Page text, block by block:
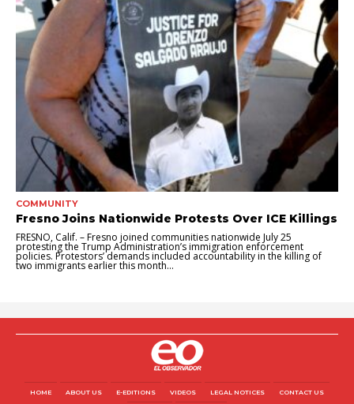
COMMUNITY
Fresno Joins Nationwide Protests Over ICE Killings
FRESNO, Calif. – Fresno joined communities nationwide July 25
protesting the Trump Administration’s immigration enforcement
policies. Protestors’ demands included accountability in the killing of
two immigrants earlier this month...
HOME ABOUT US E-EDITIONS VIDEOS LEGAL NOTICES CONTACT US